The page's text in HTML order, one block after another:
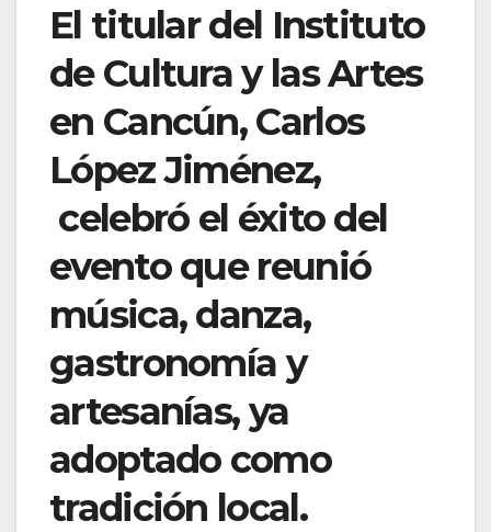
El titular del Instituto
de Cultura y las Artes
en Cancún, Carlos
López Jiménez,
celebró el éxito del
evento que reunió
música, danza,
gastronomía y
artesanías, ya
adoptado como
tradición local.